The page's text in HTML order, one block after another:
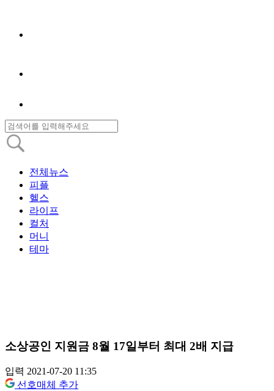
전체뉴스
피플
헬스
라이프
컬처
머니
테마
소상공인 지원금 8월 17일부터 최대 2배 지급
입력 2021-07-20 11:35
선호매체 추가